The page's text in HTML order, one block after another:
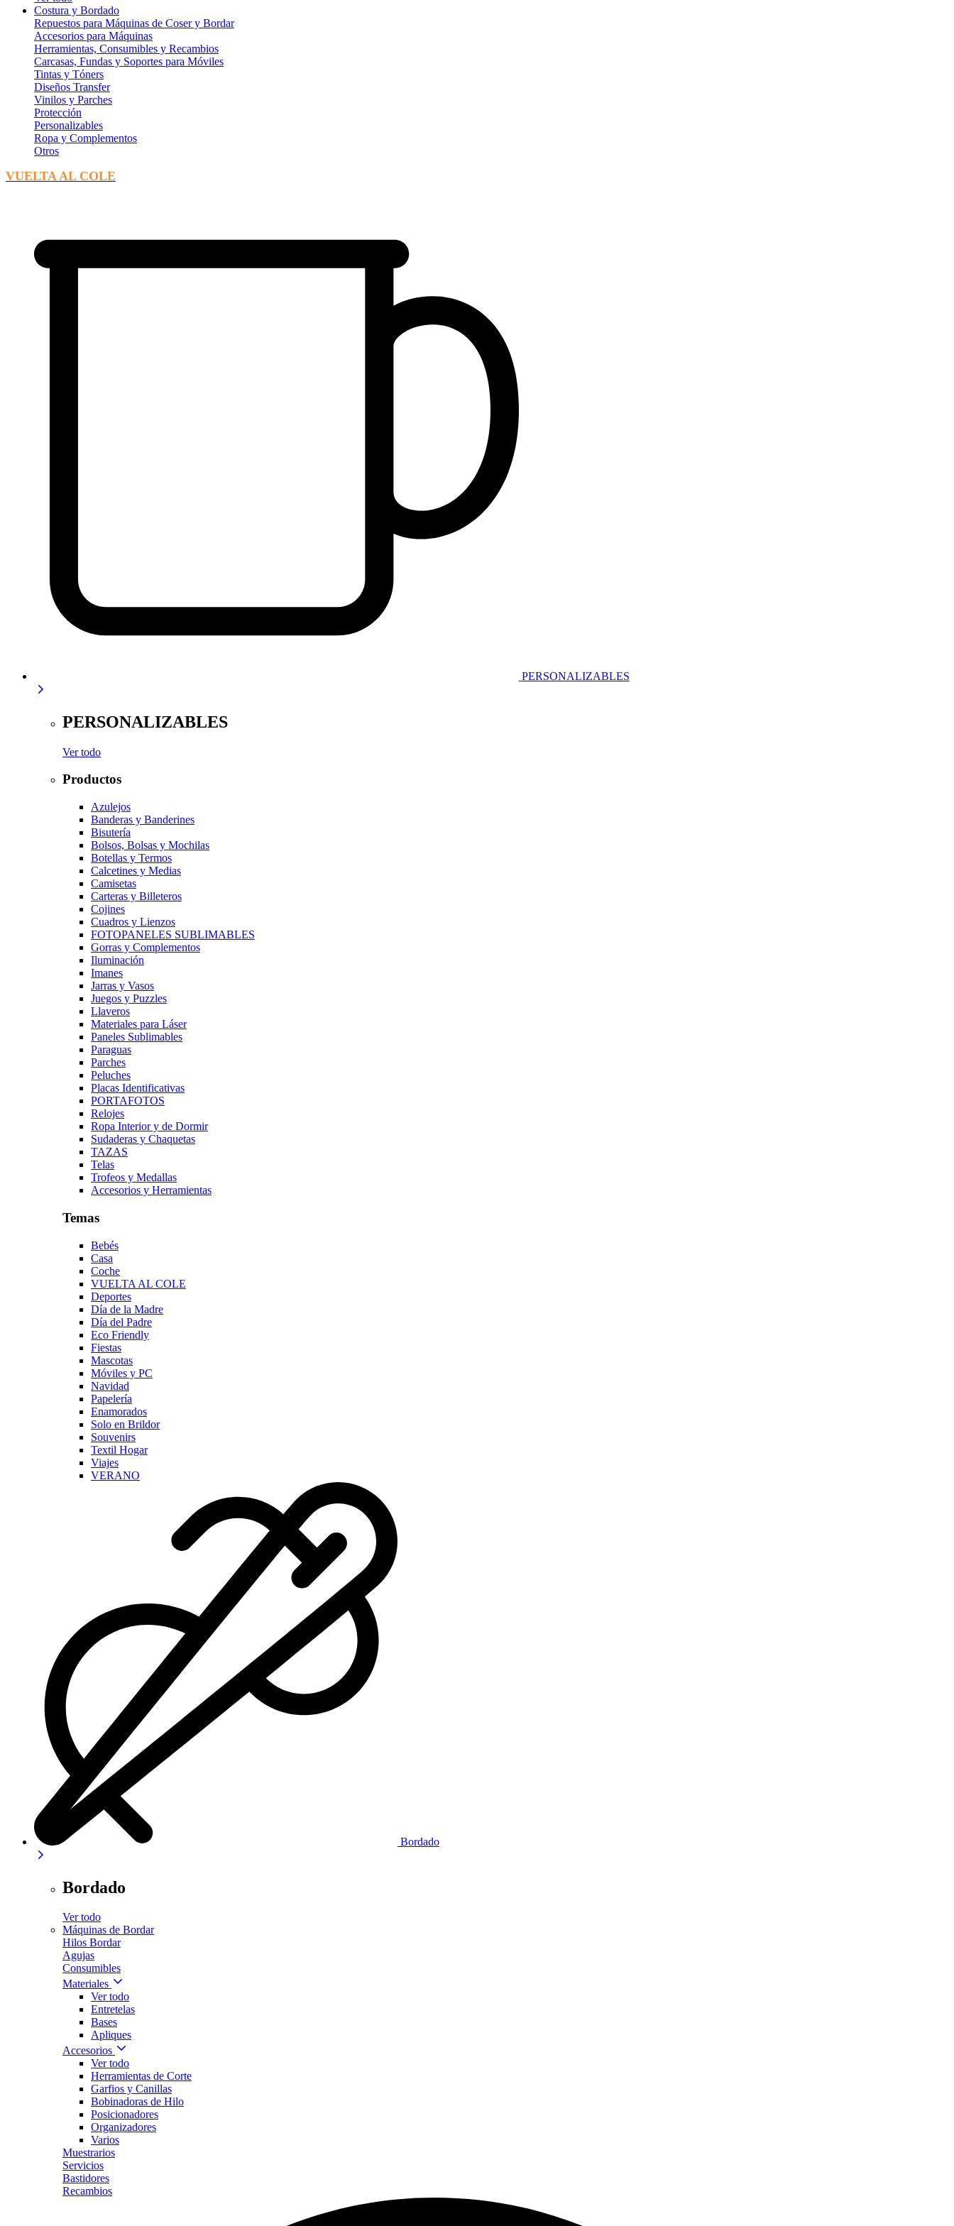
Costura y Bordado
Repuestos para Máquinas de Coser y Bordar
Accesorios para Máquinas
Herramientas, Consumibles y Recambios
Carcasas, Fundas y Soportes para Móviles
Tintas y Tóners
Diseños Transfer
Vinilos y Parches
Protección
Personalizables
Ropa y Complementos
Otros
VUELTA AL COLE
PERSONALIZABLES
PERSONALIZABLES
Ver todo
Productos
Azulejos
Banderas y Banderines
Bisutería
Bolsos, Bolsas y Mochilas
Botellas y Termos
Calcetines y Medias
Camisetas
Carteras y Billeteros
Cojines
Cuadros y Lienzos
FOTOPANELES SUBLIMABLES
Gorras y Complementos
Iluminación
Imanes
Jarras y Vasos
Juegos y Puzzles
Llaveros
Materiales para Láser
Paneles Sublimables
Paraguas
Parches
Peluches
Placas Identificativas
PORTAFOTOS
Relojes
Ropa Interior y de Dormir
Sudaderas y Chaquetas
TAZAS
Telas
Trofeos y Medallas
Accesorios y Herramientas
Temas
Bebés
Casa
Coche
VUELTA AL COLE
Deportes
Día de la Madre
Día del Padre
Eco Friendly
Fiestas
Mascotas
Móviles y PC
Navidad
Papelería
Enamorados
Solo en Brildor
Souvenirs
Textil Hogar
Viajes
VERANO
Bordado
Bordado
Ver todo
Máquinas de Bordar
Hilos Bordar
Agujas
Consumibles
Materiales
Ver todo
Entretelas
Bases
Apliques
Accesorios
Ver todo
Herramientas de Corte
Garfios y Canillas
Bobinadoras de Hilo
Posicionadores
Organizadores
Varios
Muestrarios
Servicios
Bastidores
Recambios